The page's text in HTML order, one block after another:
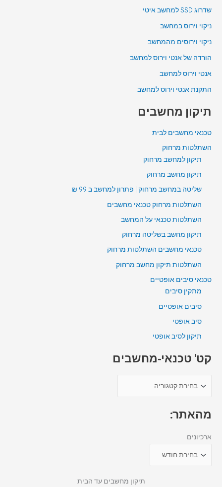
שדרוג SSD למחשב איטי
ניקוי וירוס במחשב
ניקוי וירוסים מהמחשב
הורדה של אנטי וירוס למחשב
אנטי וירוס למחשב
התקנת אנטי וירוס למחשב
תיקון מחשבים
טכנאי מחשבים לבית
השתלטות מרחוק
תיקון למחשב מרחוק
תיקון מחשב מרחוק
שליטה במחשב מרחוק | פתרון למחשב ב 99 ₪
השתלטות מרחוק טכנאי מחשבים
השתלטות טכנאי על המחשב
תיקון מחשב בשליטה מרחוק
טכנאי מחשבים השתלטות מרחוק
השתלטות תיקון מחשב מרחוק
טכנאי סיבים אופטיים
מתקין סיבים
סיבים אופטיים
סיב אופטי
תיקון לסיב אופטי
קט' טכנאי-מחשבים
מהאתר:
ארכיונים
תיקון מחשבים עד הבית